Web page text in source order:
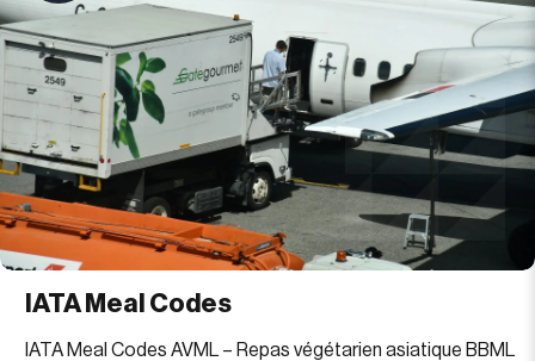
IATA Meal Codes
IATA Meal Codes AVML – Repas végétarien asiatique BBML